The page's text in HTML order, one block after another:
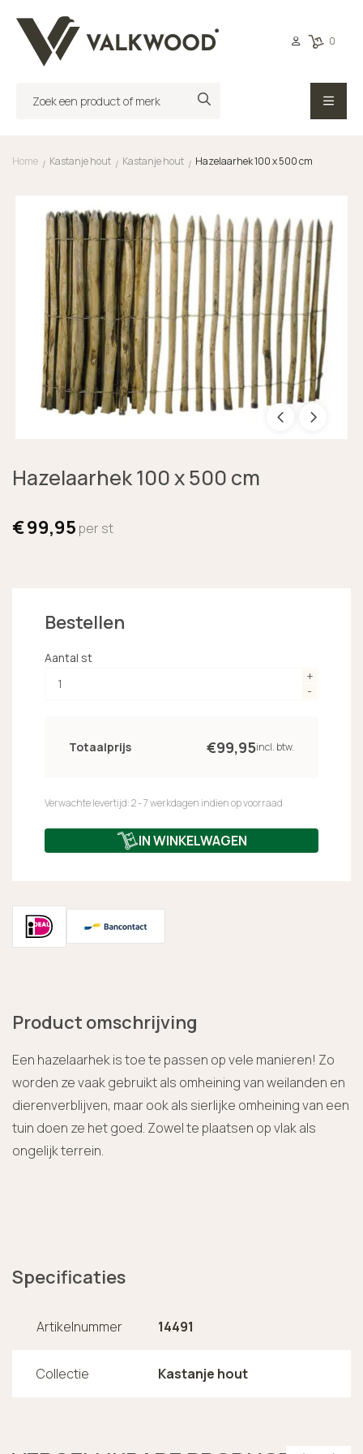
0
Home / Kastanje hout / Kastanje hout / Hazelaarhek 100 x 500 cm
Hazelaarhek 100 x 500 cm
€99,95 per st
Bestellen
Aantal st
Totaalprijs €99,95incl. btw.
Verwachte levertijd: 2 - 7 werkdagen indien op voorraad
IN WINKELWAGEN
Product omschrijving
Een hazelaarhek is toe te passen op vele manieren! Zo
worden ze vaak gebruikt als omheining van weilanden en
dierenverblijven, maar ook als sierlijke omheining van een
tuin doen ze het goed. Zowel te plaatsen op vlak als
ongelijk terrein.
Specificaties
Artikelnummer 14491
Collectie Kastanje hout